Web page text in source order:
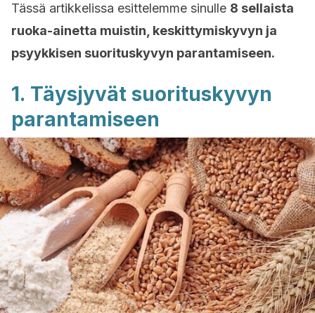
Tässä artikkelissa esittelemme sinulle 8 sellaista
ruoka-ainetta muistin, keskittymiskyvyn ja
psyykkisen suorituskyvyn parantamiseen.
1. Täysjyvät suorituskyvyn
parantamiseen